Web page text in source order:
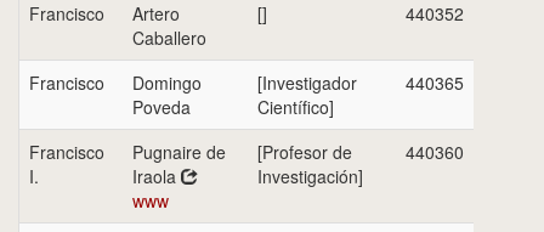
Francisco
Artero
Caballero
[] 440352
Francisco
Domingo
Poveda
[Investigador
Científico]
440365
Francisco
I.
Pugnaire de
Iraola
www
[Profesor de
Investigación]
440360